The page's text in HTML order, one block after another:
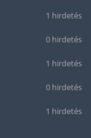
1 hirdetés
0 hirdetés
1 hirdetés
0 hirdetés
1 hirdetés